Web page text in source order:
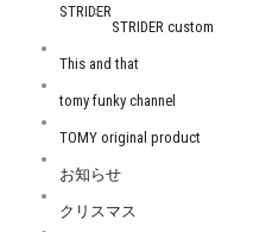
STRIDER
STRIDER custom
This and that
tomy funky channel
TOMY original product
お知らせ
クリスマス